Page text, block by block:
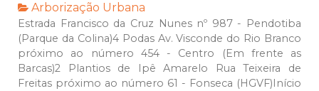
Arborização Urbana
Estrada Francisco da Cruz Nunes nº 987 - Pendotiba
(Parque da Colina)4 Podas Av. Visconde do Rio Branco
próximo ao número 454 - Centro (Em frente as
Barcas)2 Plantios de Ipê Amarelo Rua Teixeira de
Freitas próximo ao número 61 - Fonseca (HGVF)Início